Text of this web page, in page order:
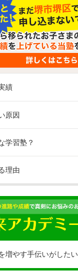
績
原因
学習塾？
理由
増やす手伝いがしたい